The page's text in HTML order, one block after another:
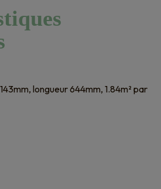
longueur 644mm, 1.84m² par